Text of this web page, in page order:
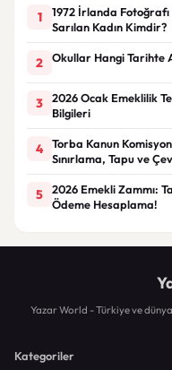
1
1972 İrlanda
Sarılan Kadın Kimdir?
2 Okullar Hangi Tarihte
3
2026 Ocak Emeklilik
Bilgileri
4
Torba Kanun
Sınırlama, Tapu ve
5
2026 Emekli Zammı:
Ödeme Hesaplama!
Yazar World - Türkiye ve
Kategoriler